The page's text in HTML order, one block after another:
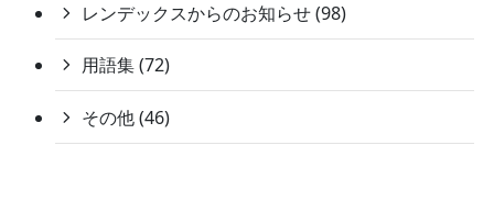
レンデックスからのお知らせ (98)
用語集 (72)
その他 (46)